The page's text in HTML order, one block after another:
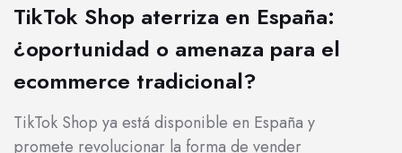
TikTok Shop aterriza en España:
¿oportunidad o amenaza para el
ecommerce tradicional?
TikTok Shop ya está disponible en España y
promete revolucionar la forma de vender